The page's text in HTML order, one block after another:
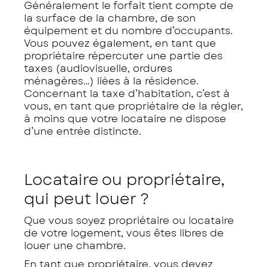
Généralement le forfait tient compte de
la surface de la chambre, de son
équipement et du nombre d’occupants.
Vous pouvez également, en tant que
propriétaire répercuter une partie des
taxes (audiovisuelle, ordures
ménagères…) liées à la résidence.
Concernant la taxe d’habitation, c’est à
vous, en tant que propriétaire de la régler,
à moins que votre locataire ne dispose
d’une entrée distincte.
Locataire ou propriétaire,
qui peut louer ?
Que vous soyez propriétaire ou locataire
de votre logement, vous êtes libres de
louer une chambre.
En tant que propriétaire, vous devez